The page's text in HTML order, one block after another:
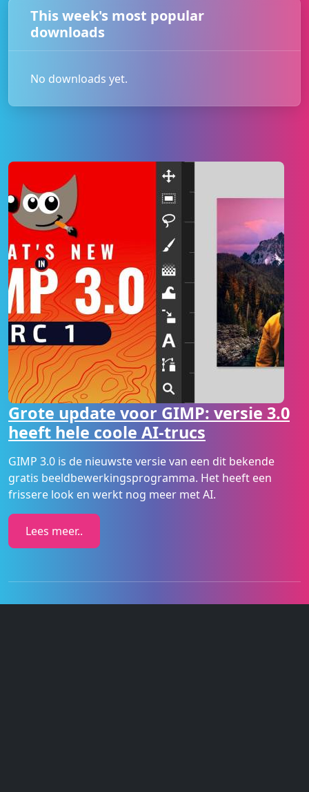
This week's most popular
downloads
No downloads yet.
Grote update voor GIMP: versie 3.0
heeft hele coole AI-trucs
GIMP 3.0 is de nieuwste versie van een dit bekende
gratis beeldbewerkingsprogramma. Het heeft een
frissere look en werkt nog meer met AI.
Lees meer..